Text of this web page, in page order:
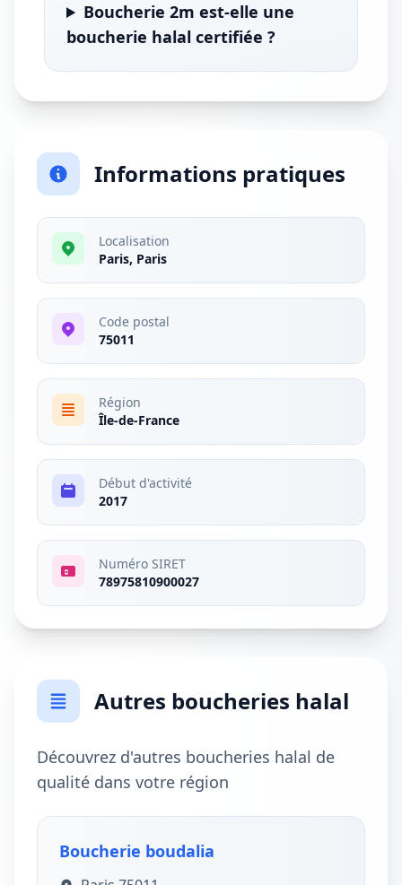
Boucherie 2m est-elle une
boucherie halal certifiée ?
Informations pratiques
Localisation
Paris, Paris
Code postal
75011
Région
Île-de-France
Début d'activité
2017
Numéro SIRET
78975810900027
Autres boucheries halal
Découvrez d'autres boucheries halal de
qualité dans votre région
Boucherie boudalia